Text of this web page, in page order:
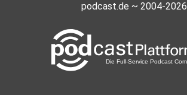
podcast.de ~ 2004-2026